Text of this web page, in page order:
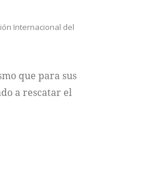
Internacional del
que para sus
a rescatar el